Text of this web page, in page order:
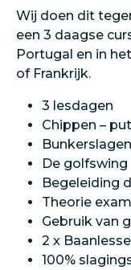
Wij doen dit
een 3 daagse
Portugal en in
of Frankrijk.
3 lesdagen
Chippen –
De golfswing
Begeleiding
Theorie
Gebruik van
2 x
100%